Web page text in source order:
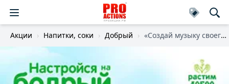
Акции Напитки, соки Добрый «Создай музыку своего утра!»